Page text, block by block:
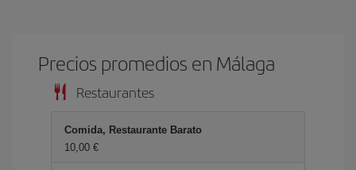
Precios promedios en Málaga
Restaurantes
Comida, Restaurante Barato
10,00 €